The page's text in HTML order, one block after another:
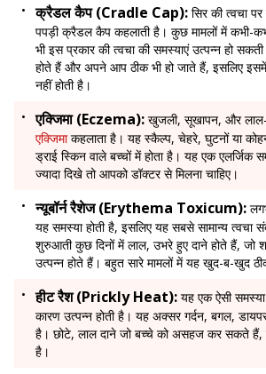
क्रैडल कैप (Cradle Cap): सिर की त्वचा
पपड़ी क्रैडल कैप कहलाती है। कुछ मामलों में कभी-
भी इस प्रकार की त्वचा की समस्याएं उत्पन्न हो
होते हैं और अपने आप ठीक भी हो जाते हैं, इसलिए
नहीं होती है।
एक्जिमा (Eczema): खुजली, सूखापन, और
एक्जिमाकहलाता है। यह स्कैल्प, चेहरे, घुटनों या
ड्राई स्किन वाले बच्चों में होता है। यह एक एलर्जिक
ज्यादा दिखे तो आपको डॉक्टर से मिलना चाहिए।
न्यूबॉर्न रैशेज (Erythema Toxicum):
यह समस्या होती है, इसलिए यह सबसे सामान्य त्वचा
शुरुआती कुछ दिनों में लाल, उभरे हुए दाने होते हैं, जो
उत्पन्न होते हैं। बहुत सारे मामलों में यह खुद-ब-खुद
हीट रैश (Prickly Heat): यह एक ऐसी
कारण उत्पन्न होती है। यह अक्सर गर्दन, बगल,
है। छोटे, लाल दाने जो बच्चे को असहज कर सकते हैं,
है।